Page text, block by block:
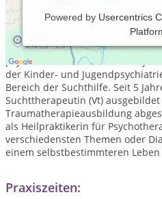
Powered by Usercentrics
Hallo,
ich bin Tanja Weiß und arbeite
psychosozialen Bereich. Viele
der Kinder- und
Bereich der Suchthilfe. Seit 5
Suchttherapeutin (Vt)
Traumatherapieausbildung
als Heilpraktikerin für
verschiedensten Themen oder
einem selbstbestimmteren
Praxiszeiten: